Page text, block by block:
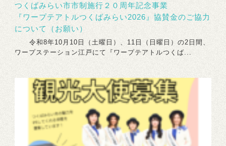
つくばみらい市市制施行２０周年記念事業
『ワープテアトルつくばみらい2026』協賛金のご協力
について（お願い）
令和8年10月10日（土曜日）、11日（日曜日）の2日間、
ワープステーション江戸にて『ワープテアトルつくば...